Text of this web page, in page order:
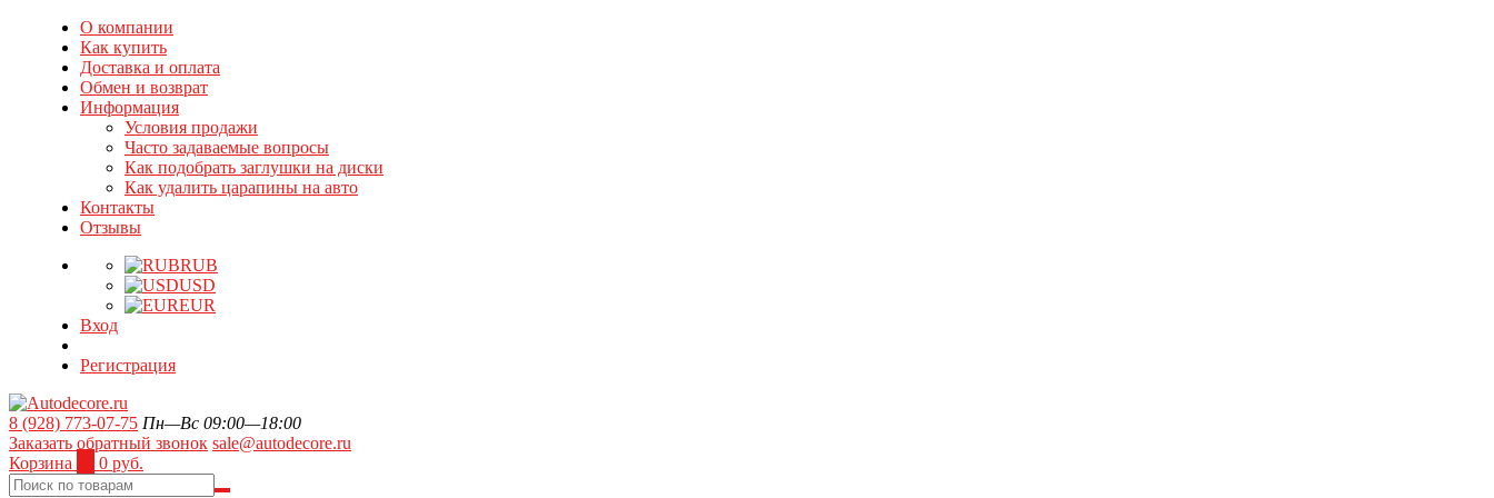
О компании
Как купить
Доставка и оплата
Обмен и возврат
Информация
Условия продажи
Часто задаваемые вопросы
Как подобрать заглушки на диски
Как удалить царапины на авто
Контакты
Отзывы
RUB
USD
EUR
Вход
Регистрация
8 (928) 773-07-75 Пн—Вс 09:00—18:00
Заказать обратный звонок sale@autodecore.ru
Корзина
0 руб.